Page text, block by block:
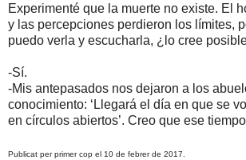
Experimenté que la muerte no existe. El
y las percepciones perdieron los límites,
puedo verla y escucharla, ¿lo cree
-Sí.
-Mis antepasados nos dejaron a los
conocimiento: ‘Llegará el día en que se
en círculos abiertos’. Creo que ese
Publicat per primer cop el 10 de febrer de 2017.